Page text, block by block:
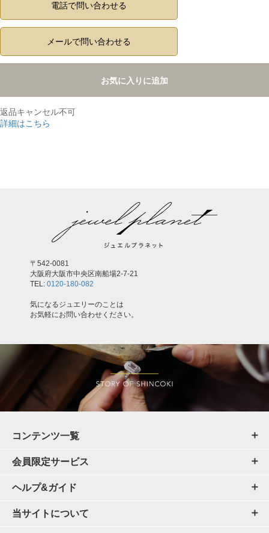
電話で問い合わせる
メールで問い合わせる
お気に入りに追加
返品キャンセル不可
詳細はこちら
〒542-0081
大阪府大阪市中央区南船場2-7-21
TEL: 0120-180-082
気になるジュエリーのことは
お気軽にお問い合わせください。
コンテンツ一覧
会員限定サービス
ヘルプ&ガイド
当サイトについて